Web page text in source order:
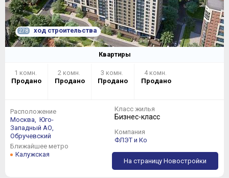
278 ход строительства
Квартиры
1 комн.
Продано
2 комн.
Продано
3 комн.
Продано
4 комн.
Продано
Расположение
Москва,
Юго-
Западный АО,
Обручевский
Ближайшее метро
Калужская
Класс жилья
Бизнес-класс
Компания
ФЛЭТ и Ко
На страницу Новостройки